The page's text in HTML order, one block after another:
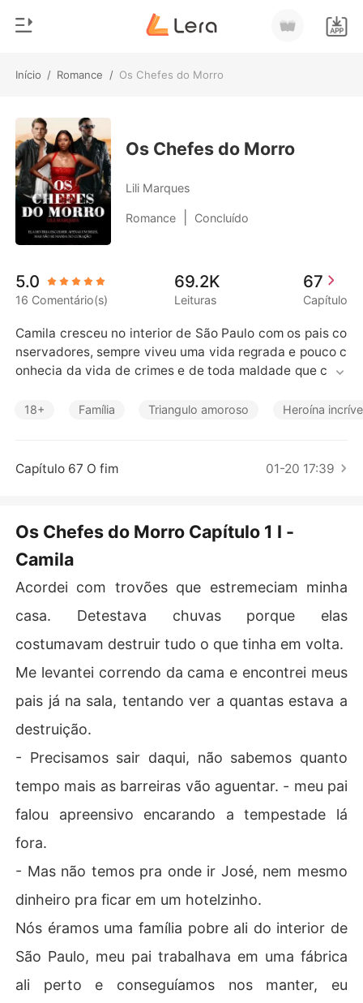
Início / Romance / Os Chefes do Morro
Loja
Histórico
Sair
Baixar App
Gênero
Moderno
Lobisomem
Contos
Bilionários
Contos Curtos
Os Chefes do Morro
Lili Marques
Romance Concluído
5.0
16 Comentário(s)
69.2K
Leituras
67
Capítulo
Camila cresceu no interior de São Paulo com os pais co
nservadores, sempre viveu uma vida regrada e pouco c
onhecia da vida de crimes e de toda maldade que cerc
em uma enchente e sua única parente vivia é uma tia q
que vão se unir assim que Camila se torna a babá do ir
João Vitor, que estudou enquanto seu irmão comandav
a o tráfico e agora os dois trabalhavam lado a lado bus
onceitos se quiserem viver aquele amor, enquanto enfre
ntam a vida de morro.
18+ Família Triangulo amoroso Heroína
Capítulo 67 O fim 01-20 17:39
Os Chefes do Morro Capítulo 1 I -
Camila
Acordei com trovões que estremeciam minha
casa. Detestava chuvas porque elas
costumavam destruir tudo o que tinha em volta.
Me levantei correndo da cama e encontrei meus
pais já na sala, tentando ver a quantas estava a
destruição.
- Precisamos sair daqui, não sabemos quanto
tempo mais as barreiras vão aguentar. - meu pai
falou apreensivo encarando a tempestade lá
fora.
- Mas não temos pra onde ir José, nem mesmo
dinheiro pra ficar em um hotelzinho.
Nós éramos uma família pobre ali do interior de
São Paulo, meu pai trabalhava em uma fábrica
ali perto e conseguíamos nos manter, eu